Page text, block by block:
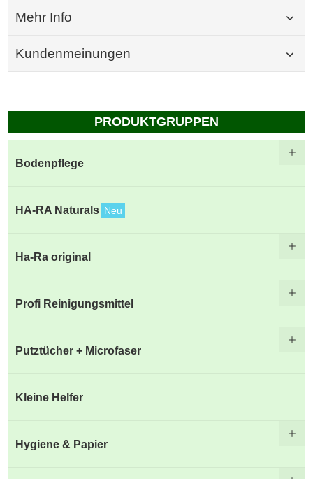
Mehr Info
Kundenmeinungen
PRODUKTGRUPPEN
Bodenpflege
HA-RA Naturals Neu
Ha-Ra original
Profi Reinigungsmittel
Putztücher + Microfaser
Kleine Helfer
Hygiene & Papier